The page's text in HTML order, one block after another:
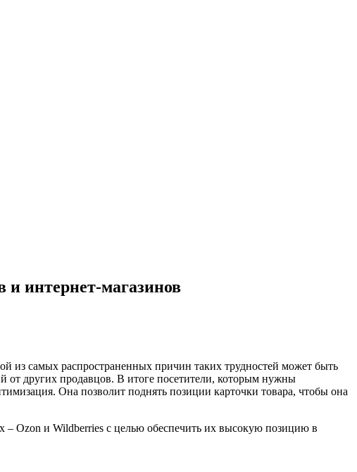
и интернет-магазинов
из самых распространенных причин таких трудностей может быть
от других продавцов. В итоге посетители, которым нужны
Она позволит поднять позиции карточки товара, чтобы она
– Ozon и Wildberries с целью обеспечить их высокую позицию в